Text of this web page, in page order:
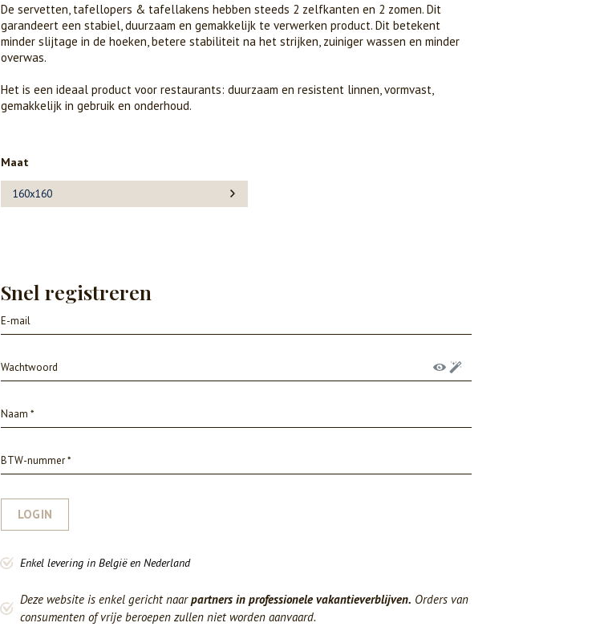
De servetten, tafellopers & tafellakens hebben steeds 2 zelfkanten en 2 zomen. Dit
garandeert een stabiel, duurzaam en gemakkelijk te verwerken product. Dit betekent
minder slijtage in de hoeken, betere stabiliteit na het strijken, zuiniger wassen en minder
overwas.
Het is een ideaal product voor restaurants: duurzaam en resistent linnen, vormvast,
gemakkelijk in gebruik en onderhoud.
Maat
160x160
Snel registreren
LOGIN
Enkel levering in België en Nederland
Deze website is enkel gericht naarpartners in professionele vakantieverblijven. Orders van
consumenten of vrije beroepen zullen niet worden aanvaard.